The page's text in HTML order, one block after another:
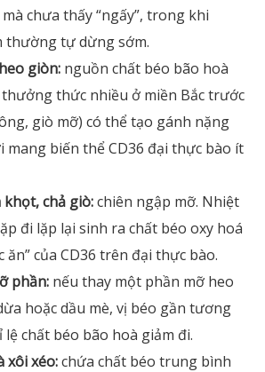
chưa thấy “ngấy”, trong khi
thường tự dừng sớm.
giòn: nguồn chất béo bão hoà
thức nhiều ở miền Bắc trước
giò mỡ) có thể tạo gánh nặng
mang biến thể CD36 đại thực bào ít
chả giò:chiên ngập mỡ. Nhiệt
đi lặp lại sinh ra chất béo oxy hoá
của CD36 trên đại thực bào.
phần: nếu thay một phần mỡ heo
hoặc dầu mè, vị béo gần tương
chất béo bão hoà giảm đi.
xôi xéo:chứa chất béo trung bình